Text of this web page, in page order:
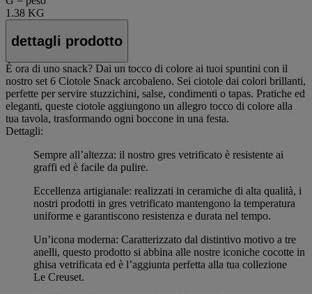
1.38 KG
dettagli prodotto
È ora di uno snack? Dai un tocco di colore ai tuoi spuntini con il
nostro set 6 Ciotole Snack arcobaleno. Sei ciotole dai colori brillanti,
perfette per servire stuzzichini, salse, condimenti o tapas. Pratiche ed
eleganti, queste ciotole aggiungono un allegro tocco di colore alla
tua tavola, trasformando ogni boccone in una festa.
Dettagli:
Sempre all’altezza: il nostro gres vetrificato è resistente ai
graffi ed è facile da pulire.
Eccellenza artigianale: realizzati in ceramiche di alta qualità, i
nostri prodotti in gres vetrificato mantengono la temperatura
uniforme e garantiscono resistenza e durata nel tempo.
Un’icona moderna: Caratterizzato dal distintivo motivo a tre
anelli, questo prodotto si abbina alle nostre iconiche cocotte in
ghisa vetrificata ed è l’aggiunta perfetta alla tua collezione
Le Creuset.